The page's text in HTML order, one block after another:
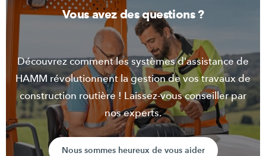
Contacter les ventes
Vous avez des questions ?
Découvrez comment les systèmes d'assistance de
HAMM révolutionnent la gestion de vos travaux de
construction routière ! Laissez-vous conseiller par
nos experts.
Nous sommes heureux de vous aider